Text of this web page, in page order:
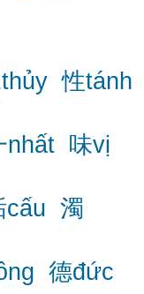
性tánh
nhất 味vị
cấu 濁
德đức